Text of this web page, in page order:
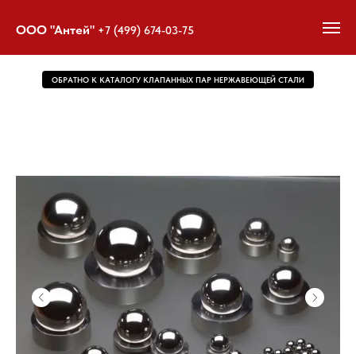
ООО "Антей" +7 (499) 674-03-75
ОБРАТНО К КАТАЛОГУ КЛАПАННЫХ ПАР НЕРЖАВЕЮЩЕЙ СТАЛИ